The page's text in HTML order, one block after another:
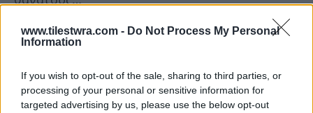
www.tilestwra.com - Do Not Process My Personal
Information
If you wish to opt-out of the sale, sharing to third parties, or
processing of your personal or sensitive information for
targeted advertising by us, please use the below opt-out
ευρήματα υποξίας, μια κατάσταση που
δημιουργείται και από το κλείσιμο της